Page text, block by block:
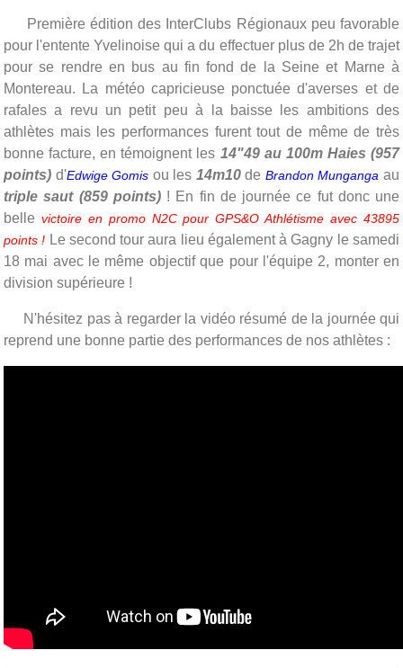
Première édition des InterClubs Régionaux peu favorable
pour l'entente Yvelinoise qui a du effectuer plus de 2h de trajet
pour se rendre en bus au fin fond de la Seine et Marne à
Montereau. La météo capricieuse ponctuée d'averses et de
rafales a revu un petit peu à la baisse les ambitions des
athlètes mais les performances furent tout de même de très
bonne facture, en témoignent les 14"49 au 100m Haies (957
points) d'Edwige Gomis ou les 14m10de Brandon Munganga au
triple saut (859 points)! En fin de journée ce fut donc une
belle victoire en promo N2C pour GPS&O Athlétisme avec 43895
points ! Le second tour aura lieu également à Gagny le samedi
18 mai avec le même objectif que pour l'équipe 2, monter en
division supérieure !
N'hésitez pas à regarder la vidéo résumé de la journée qui
reprend une bonne partie des performances de nos athlètes :